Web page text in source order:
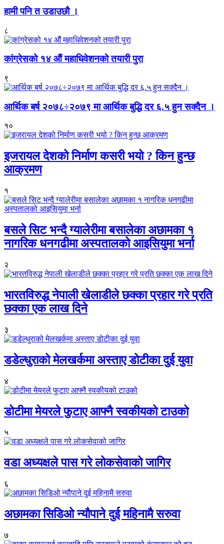
हामी पनि त उडाउछौ ।
८
कांग्रेसको १४ औं महाधिवेशनको तयारी पुरा
९
आर्थिक बर्ष २०७८÷२०७९ मा आर्थिक बुद्धि दर ६.५ हुन सक्दैन ।
१०
इजरायल देशको निर्माण कसरी भयो ? किन हुन्छ
आक्रमण
१
बसले सिट भन्दै ग्यालेरीमा बसालेका अछामका १
नागरिक धनगढीमा अस्पतालको आइसियुमा भर्ना
२
भारतविरुद्ध नेपाली खेलाडीले छक्का प्रहार गरे प्रति
छक्का एक लाख दिने
३
डडेल्धुराको मेलखर्कमा अस्ताए डोटीका दुई युवा
४
डोटीमा मेयरले फुटाए आफ्नै स्वकीयको टाउको
५
वडा अध्यक्षले पास गरे लोकसेवाको जागिर
६
अछामका सिडिओ न्यौपाने दुई महिनामै सरुवा
७